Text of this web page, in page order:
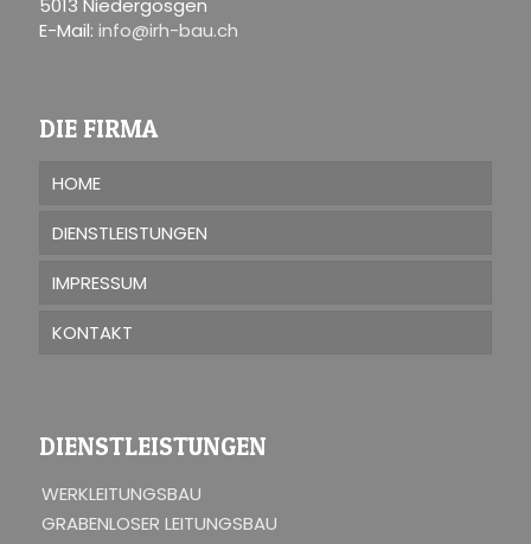
5013 Niedergösgen
E-Mail: info@irh-bau.ch
DIE FIRMA
HOME
DIENSTLEISTUNGEN
IMPRESSUM
KONTAKT
DIENSTLEISTUNGEN
WERKLEITUNGSBAU
GRABENLOSER LEITUNGSBAU